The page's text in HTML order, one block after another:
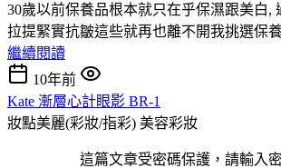
30歲以前保養品根本就只在乎保濕跟美白,
拉提緊實抗皺這些就再也離不開我挑選保
繼續閱讀
10年前
Kate 漸層心計眼影 BR-1
妝點美麗(彩妝/指彩) 美容彩妝
這篇文章受密碼保護，請輸入